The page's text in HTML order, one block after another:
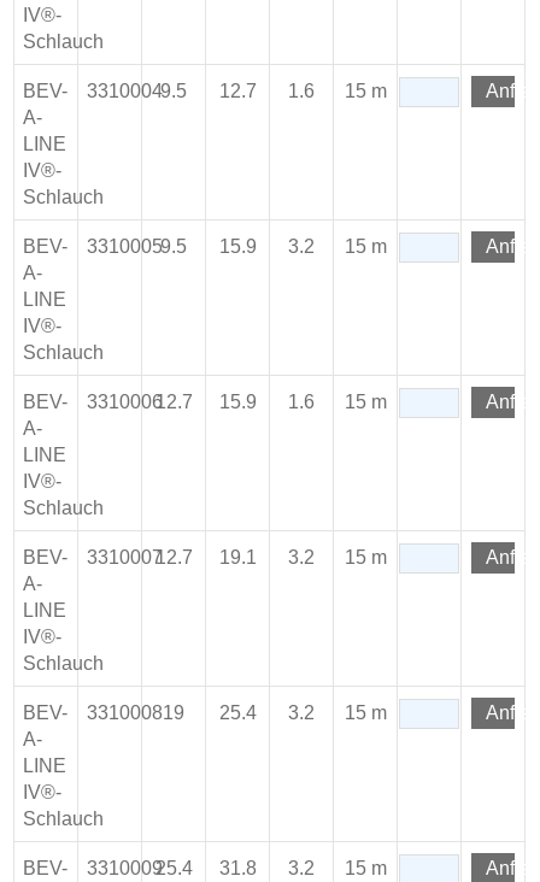
IV®-
Schlauch
BEV-
A-
LINE
IV®-
Schlauch
33100049.5 12.7 1.6 15 m
BEV-
A-
LINE
IV®-
Schlauch
33100059.5 15.9 3.2 15 m
BEV-
A-
LINE
IV®-
Schlauch
331000612.7 15.9 1.6 15 m
BEV-
A-
LINE
IV®-
Schlauch
331000712.7 19.1 3.2 15 m
BEV-
A-
LINE
IV®-
Schlauch
331000819 25.4 3.2 15 m
BEV-
331000925.4 31.8 3.2 15 m